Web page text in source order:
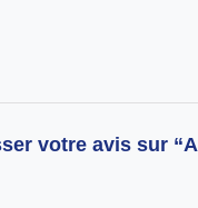
votre avis sur